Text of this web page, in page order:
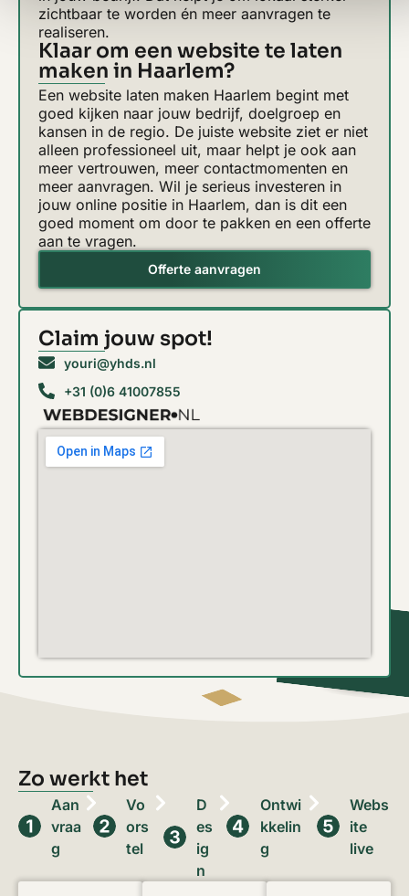
zichtbaar te worden én meer aanvragen te
realiseren.
Klaar om een website te laten
maken in Haarlem?
Een website laten maken Haarlem begint met
goed kijken naar jouw bedrijf, doelgroep en
kansen in de regio. De juiste website ziet er niet
alleen professioneel uit, maar helpt je ook aan
meer vertrouwen, meer contactmomenten en
meer aanvragen. Wil je serieus investeren in
jouw online positie in Haarlem, dan is dit een
goed moment om door te pakken en een offerte
aan te vragen.
Offerte aanvragen
Claim jouw spot!
youri@yhds.nl
+31 (0)6 41007855
Zo werkt het
Aan
vraa
g
Vo
ors
tel
D
es
ig
n
Ontwi
kkelin
g
Webs
ite
live